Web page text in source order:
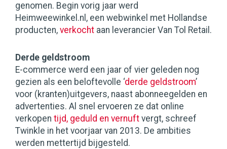
genomen. Begin vorig jaar werd
Heimweewinkel.nl, een webwinkel met Hollandse
producten, verkocht aan leverancier Van Tol Retail.
Derde geldstroom
E-commerce werd een jaar of vier geleden nog
gezien als een beloftevolle ‘derde geldstroom’
voor (kranten)uitgevers, naast abonneegelden en
advertenties. Al snel ervoeren ze dat online
verkopen tijd, geduld en vernuft vergt, schreef
Twinkle in het voorjaar van 2013. De ambities
werden mettertijd bijgesteld.